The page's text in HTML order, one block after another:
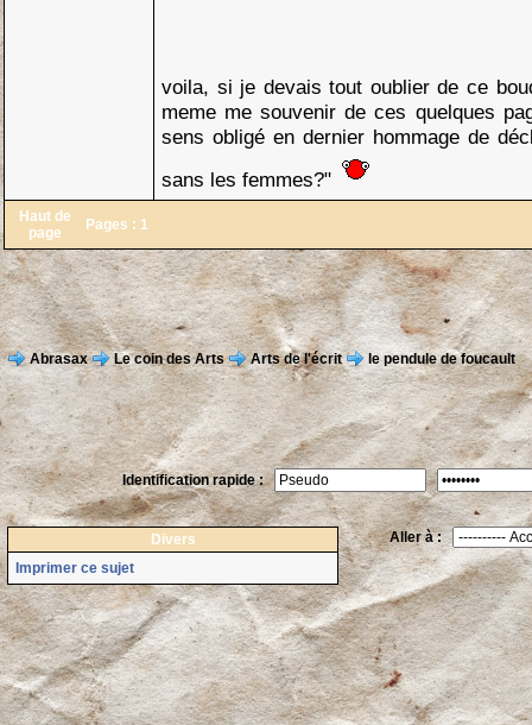
voila, si je devais tout oublier de ce
meme me souvenir de ces quelques
sens obligé en dernier hommage de
sans les femmes?"
Haut de
page
Pages : 1
Abrasax Le coin des Arts Arts de l'écrit le pendule de foucault
Identification rapide :
Divers
Imprimer ce sujet
Aller à :